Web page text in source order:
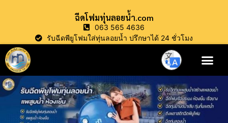
ฉีดโฟมทุ่นลอยน้ำ.com
063 565 4636
รับฉีดพียูโฟมใส่ทุ่นลอยน้ำ ปรึกษาได้ 24 ชั่วโมง